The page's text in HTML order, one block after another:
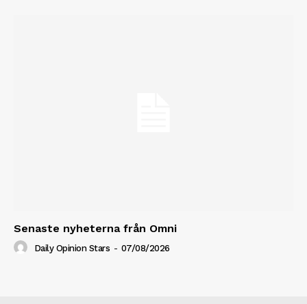
Senaste nyheterna från Omni
Daily Opinion Stars - 07/08/2026